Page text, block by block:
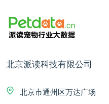
北京派读科技有限公司
北京市通州区万达广场